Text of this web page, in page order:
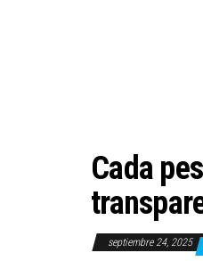
Cada
septiembre 24, 2025